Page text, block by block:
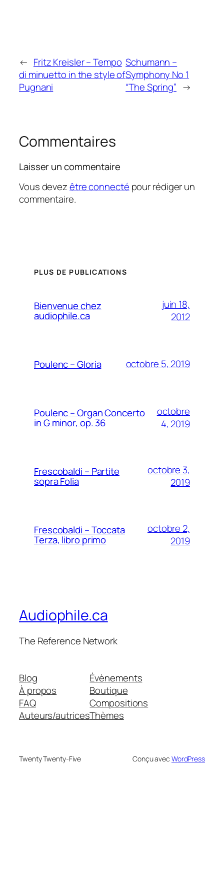
← Fritz Kreisler – Tempo
di minuetto in the style of
Pugnani
Schumann –
Symphony No 1
“The Spring” →
Commentaires
Laisser un commentaire
Vous devezêtre connecté pour rédiger un
commentaire.
PLUS DE PUBLICATIONS
Bienvenue chez
audiophile.ca
juin 18,
2012
Poulenc – Gloria octobre 5, 2019
Poulenc – Organ Concerto
in G minor, op. 36
octobre
4, 2019
Frescobaldi – Partite
sopra Folia
octobre 3,
2019
Frescobaldi – Toccata
Terza, libro primo
octobre 2,
2019
Audiophile.ca
The Reference Network
Blog
À propos
FAQ
Auteurs/autrices
Évènements
Boutique
Compositions
Thèmes
Twenty Twenty-Five Conçu avec WordPress